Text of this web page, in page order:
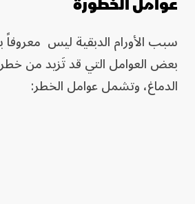
سبب الأورام الدبقية ليس
بعض العوامل التي قد تَزيد من
الدماغ، وتشمل عوامل الخطر: